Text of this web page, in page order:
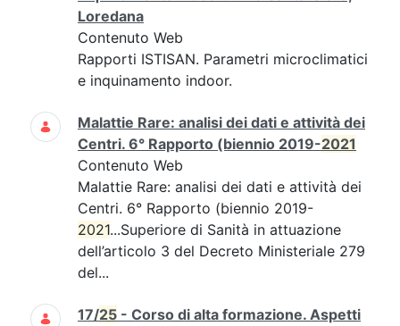
Loredana
Contenuto Web
Rapporti ISTISAN. Parametri microclimatici
e inquinamento indoor.
Malattie Rare: analisi dei dati e attività dei
Centri. 6° Rapporto (biennio 2019-2021
Contenuto Web
Malattie Rare: analisi dei dati e attività dei
Centri. 6° Rapporto (biennio 2019-
2021...Superiore di Sanità in attuazione
dell’articolo 3 del Decreto Ministeriale 279
del...
17/25 - Corso di alta formazione. Aspetti